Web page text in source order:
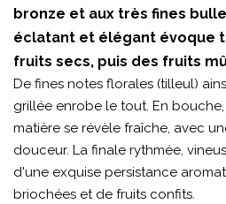
bronze et aux très fines
éclatant et élégant évoque
fruits secs, puis des fruits
De fines notes florales (tilleul)
grillée enrobe le tout. En
matière se révèle fraîche, avec
douceur. La finale rythmée,
d'une exquise persistance
briochées et de fruits confits.